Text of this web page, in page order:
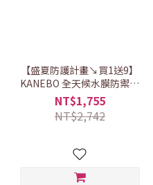
【盛夏防護計畫↘買1送9】
KANEBO 全天候水膜防禦包
覆組
NT$1,755
NT$2,742